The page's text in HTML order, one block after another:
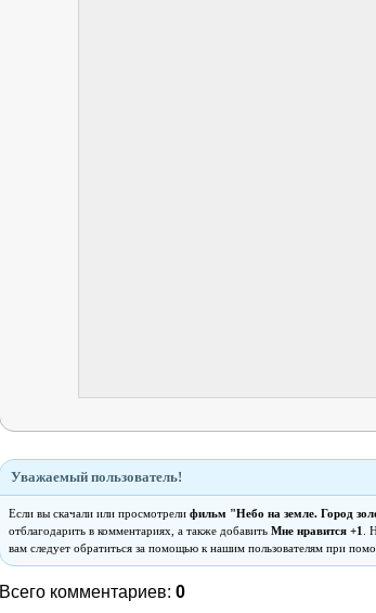
Уважаемый пользователь!
Если вы скачали или просмотрели фильм "Небо на земле. Город
отблагодарить в комментариях, а также добавить Мне нравится +1
.
вам следует обратиться за помощью к нашим пользователям при
Всего комментариев: 0